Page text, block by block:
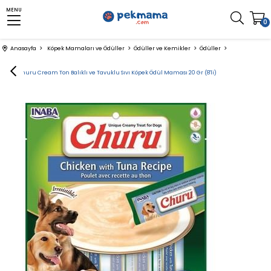
MENU
0
Anasayfa Köpek Mamaları ve Ödüller Ödüller ve Kemikler Ödüller
CIAO Churu Cream Ton Balıklı ve Tavuklu Sıvı Köpek Ödül Maması 20 Gr (8'li)